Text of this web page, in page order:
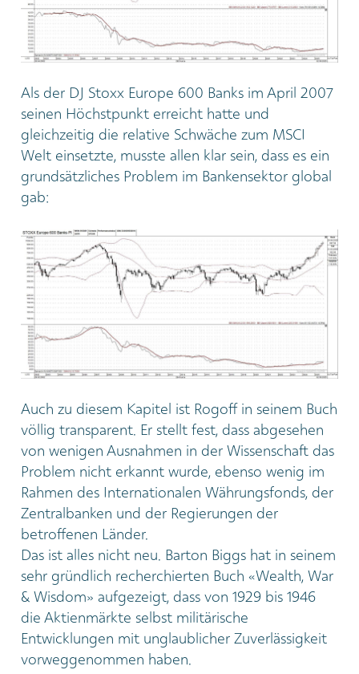
Als der DJ Stoxx Europe 600 Banks im April 2007
seinen Höchstpunkt erreicht hatte und
gleichzeitig die relative Schwäche zum MSCI
Welt einsetzte, musste allen klar sein, dass es ein
grundsätzliches Problem im Bankensektor global
gab:
Auch zu diesem Kapitel ist Rogoff in seinem Buch
völlig transparent. Er stellt fest, dass abgesehen
von wenigen Ausnahmen in der Wissenschaft das
Problem nicht erkannt wurde, ebenso wenig im
Rahmen des Internationalen Währungsfonds, der
Zentralbanken und der Regierungen der
betroffenen Länder.
Das ist alles nicht neu. Barton Biggs hat in seinem
sehr gründlich recherchierten Buch «Wealth, War
& Wisdom» aufgezeigt, dass von 1929 bis 1946
die Aktienmärkte selbst militärische
Entwicklungen mit unglaublicher Zuverlässigkeit
vorweggenommen haben.